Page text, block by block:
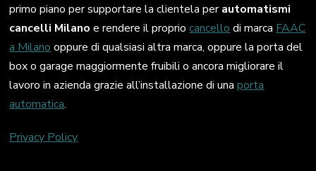
primo piano per supportare la clientela perautomatismi
cancelli Milano e rendere il propriocancello di marca FAAC
a Milano oppure di qualsiasi altra marca, oppure la porta del
box o garage maggiormente fruibili o ancora migliorare il
lavoro in azienda grazie all’installazione di unaporta
automatica.
Privacy Policy